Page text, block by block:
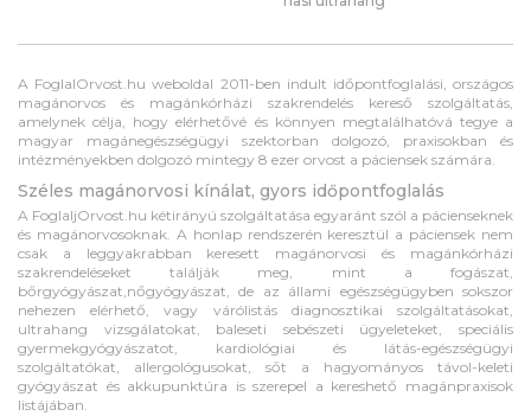
A FoglalOrvost.hu weboldal 2011-ben indult időpontfoglalási, országos
magánorvos és magánkórházi szakrendelés kereső szolgáltatás,
amelynek célja, hogy elérhetővé és könnyen megtalálhatóvá tegye a
magyar magánegészségügyi szektorban dolgozó, praxisokban és
intézményekben dolgozó mintegy 8 ezer orvost a páciensek számára.
Széles magánorvosi kínálat, gyors időpontfoglalás
A FoglaljOrvost.hu kétirányú szolgáltatása egyaránt szól a pácienseknek
és magánorvosoknak. A honlap rendszerén keresztül a páciensek nem
csak a leggyakrabban keresett magánorvosi és magánkórházi
szakrendeléseket találják meg, mint a fogászat,
bőrgyógyászat,nőgyógyászat, de az állami egészségügyben sokszor
nehezen elérhető, vagy várólistás diagnosztikai szolgáltatásokat,
ultrahang vizsgálatokat, baleseti sebészeti ügyeleteket, speciális
gyermekgyógyászatot, kardiológiai és látás-egészségügyi
szolgáltatókat, allergológusokat, sőt a hagyományos távol-keleti
gyógyászat és akkupunktúra is szerepel a kereshető magánpraxisok
listájában.